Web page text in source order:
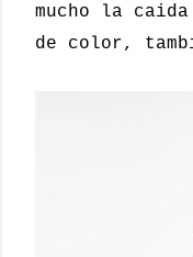
mucho la
de color,